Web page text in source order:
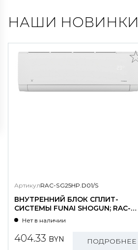
НАШИ НОВИНКИ
АртикулRAC-SG25HP.D01/S
ВНУТРЕННИЙ БЛОК СПЛИТ-
СИСТЕМЫ FUNAI SHOGUN; RAC-
SG25HP.D01/S
Нет в наличии
404.33 BYN ПОДРОБНЕЕ